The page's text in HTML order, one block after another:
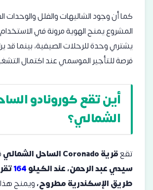
كما أن وجود الشاليهات والفلل والوحدات
المشروع يمنح الهوية مرونة في
يشتري وحدة للرحلات الصيفية، بينما قد
فرصة للتأجير الموسمي عند اكتمال
أين تقع كورونادو
الشمالي؟
تقعقرية Coronado الساحل الشمالي
سيدي عبد الرحمن، عند الكيلو164
طريق الإسكندرية مطروح،ويمنح